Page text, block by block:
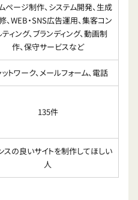
ページ制作、システム開発、生成
、WEB・SNS広告運用、集客コン
ィング、ブランディング、動画制
作、保守サービスなど
トワーク、メールフォーム、電話
135件
スの良いサイトを制作してほしい
人